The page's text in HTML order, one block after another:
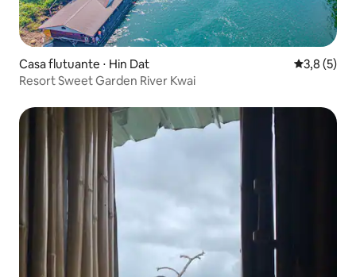
Casa flutuante ⋅ Hin Dat 3,8 de
3,8 (5)
Resort Sweet Garden River Kwai